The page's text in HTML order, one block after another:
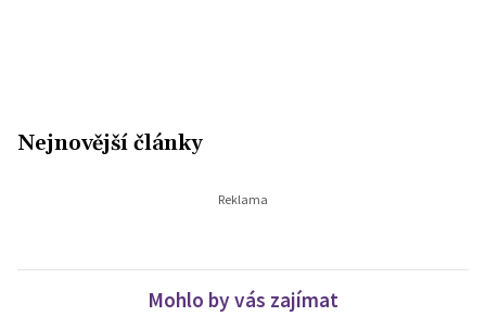
Nejnovější články
Mohlo by vás zajímat